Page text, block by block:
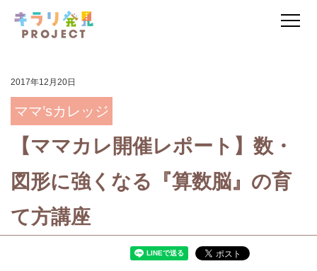
2017年12月20日
ママ’sカレッジ
【ママカレ開催レポート】数・
図形に強くなる『算数脳』の育
て方講座